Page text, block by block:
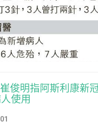
俊明指阿斯利康新
使用